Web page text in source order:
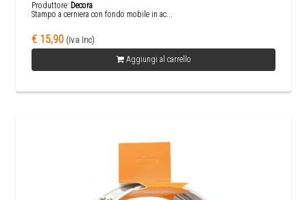
Produttore: Decora
Stampo a cerniera con fondo mobile in ac...
€ 15,90 (Iva Inc)
Aggiungi al carrello